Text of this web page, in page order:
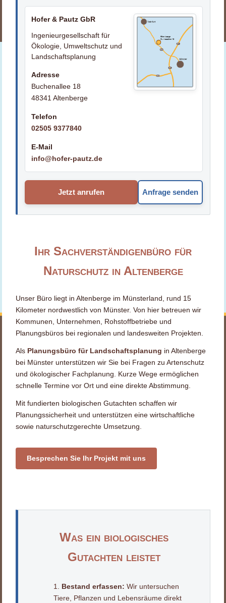
Hofer & Pautz GbR
Ingenieurgesellschaft für
Ökologie, Umweltschutz und
Landschaftsplanung
Adresse
Buchenallee 18
48341 Altenberge
Telefon
02505 9377840
E-Mail
info@hofer-pautz.de
Jetzt anrufen Anfrage senden
Ihr Sachverständigenbüro für
Naturschutz in Altenberge
Unser Büro liegt in Altenberge im Münsterland, rund 15
Kilometer nordwestlich von Münster. Von hier betreuen wir
Kommunen, Unternehmen, Rohstoffbetriebe und
Planungsbüros bei regionalen und landesweiten Projekten.
Als Planungsbüro für Landschaftsplanung in Altenberge
bei Münster unterstützen wir Sie bei Fragen zu Artenschutz
und ökologischer Fachplanung. Kurze Wege ermöglichen
schnelle Termine vor Ort und eine direkte Abstimmung.
Mit fundierten biologischen Gutachten schaffen wir
Planungssicherheit und unterstützen eine wirtschaftliche
sowie naturschutzgerechte Umsetzung.
Besprechen Sie Ihr Projekt mit uns
Was ein biologisches
Gutachten leistet
Bestand erfassen: Wir untersuchen
Tiere, Pflanzen und Lebensräume direkt